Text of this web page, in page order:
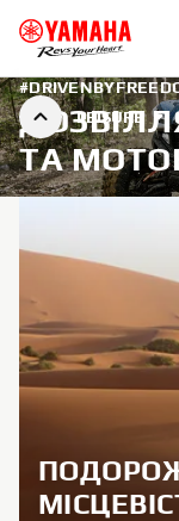
LEISURE
ТА